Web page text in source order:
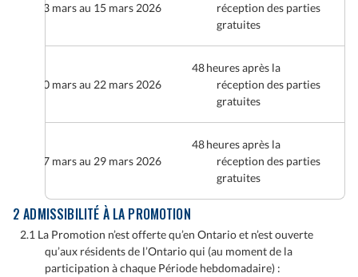
13 mars au 15 mars 2026
réception des parties
gratuites
20 mars au 22 mars 2026
48 heures après la
réception des parties
gratuites
27 mars au 29 mars 2026
48 heures après la
réception des parties
gratuites
2 ADMISSIBILITÉ À LA PROMOTION
2.1 La Promotion n’est offerte qu’en Ontario et n’est ouverte
qu’aux résidents de l’Ontario qui (au moment de la
participation à chaque Période hebdomadaire) :